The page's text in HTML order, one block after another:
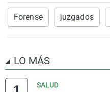
Forense juzgados
LO MÁS
SALUD